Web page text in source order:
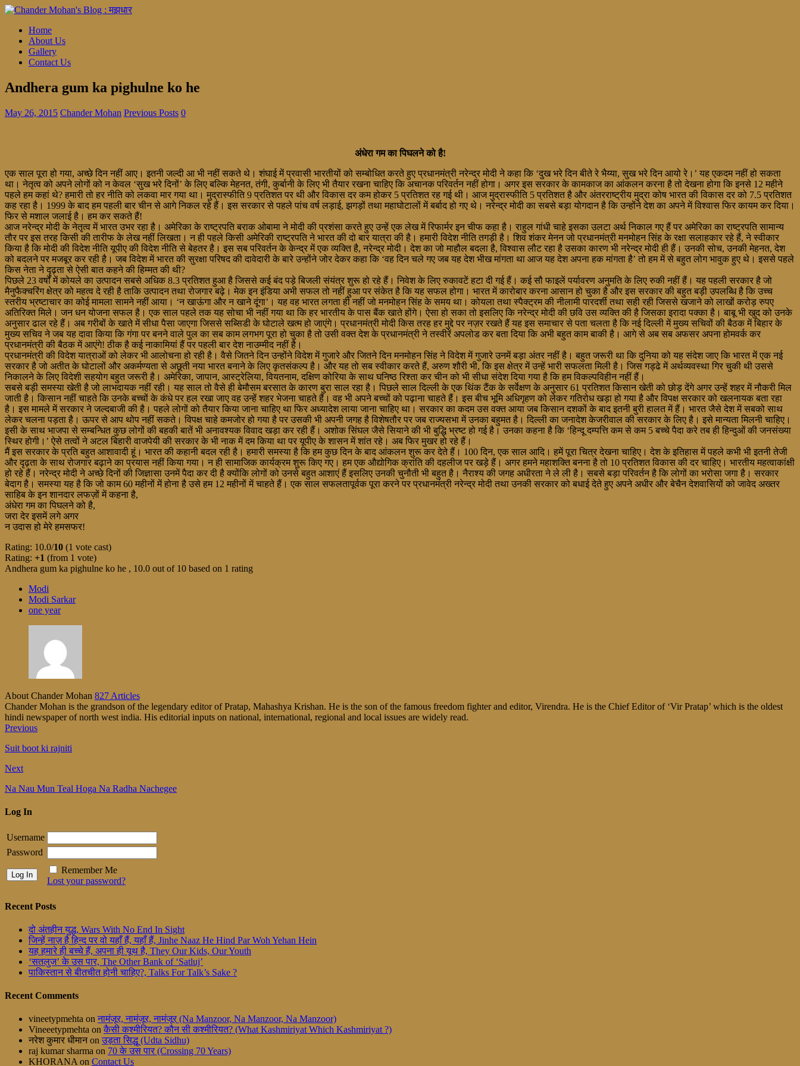
Home
About Us
Gallery
Contact Us
Andhera gum ka pighulne ko he
May 26, 2015 Chander Mohan Previous Posts 0
अंधेरा गम का पिघलने को है!
एक साल पूरा हो गया, अच्छे दिन नहीं आए। इतनी जल्दी आ भी नहीं सकते थे। शंघाई में प्रवासी भारतीयों को सम्बोधित करते हुए प्रधानमंत्री नरेन्द्र मोदी ने कहा कि ‘दुख भरे दिन बीते रे भैय्या, सुख भरे दिन आयो रे।’ यह एकदम नहीं हो सकता
था। नेतृत्व को अपने लोगों को न केवल ‘सुख भरे दिनों’ के लिए बल्कि मेहनत, तंगी, कुर्बानी के लिए भी तैयार रखना चाहिए कि अचानक परिवर्तन नहीं होगा। अगर इस सरकार के कामकाज का आंकलन करना है तो देखना होगा कि इनसे 12 महीने
पहले हम कहां थे? हमारी तो हर नीति को लकवा मार गया था। मुद्रास्फीति 9 प्रतिशत पर थी और विकास दर कम होकर 5 प्रतिशत रह गई थी। आज मुद्रास्फीति 5 प्रतिशत है और अंतरराष्ट्रीय मुद्रा कोष भारत की विकास दर को 7.5 प्रतिशत
कह रहा है। 1999 के बाद हम पहली बार चीन से आगे निकल रहे हैं। इस सरकार से पहले पांच वर्ष लड़ाई, झगड़ों तथा महाघोटालों में बर्बाद हो गए थे। नरेन्द्र मोदी का सबसे बड़ा योगदान है कि उन्होंने देश का अपने में विश्वास फिर कायम कर दिया।
फिर से मशाल जलाई है। हम कर सकते हैं!
आज नरेन्द्र मोदी के नेतृत्व में भारत उभर रहा है। अमेरिका के राष्ट्रपति बराक ओबामा ने मोदी की प्रशंसा करते हुए उन्हें एक लेख में रिफार्मर इन चीफ कहा है। राहुल गांधी चाहे इसका उलटा अर्थ निकाल गए हैं पर अमेरिका का राष्ट्रपति सामान्य
तौर पर इस तरह किसी की तारीफ के लेख नहीं लिखता। न ही पहले किसी अमेरिकी राष्ट्रपति ने भारत की दो बार यात्रा की है। हमारी विदेश नीति तगड़ी है। शिव शंकर मेनन जो प्रधानमंत्री मनमोहन सिंह के रक्षा सलाहकार रहे हैं, ने स्वीकार
किया है कि मोदी की विदेश नीति यूपीए की विदेश नीति से बेहतर है। इस सब परिवर्तन के केन्द्र में एक व्यक्ति है, नरेन्द्र मोदी। देश का जो माहौल बदला है, विश्वास लौट रहा है उसका कारण भी नरेन्द्र मोदी ही हैं। उनकी सोच, उनकी मेहनत, देश
को बदलने पर मजबूर कर रही है। जब विदेश में भारत की सुरक्षा परिषद की दावेदारी के बारे उन्होंने जोर देकर कहा कि ‘वह दिन चले गए जब यह देश भीख मांगता था आज यह देश अपना हक मांगता है’ तो हम में से बहुत लोग भावुक हुए थे। इससे पहले
किस नेता ने दृढ़ता से ऐसी बात कहने की हिम्मत की थी?
पिछले 23 वर्षों में कोयले का उत्पादन सबसे अधिक 8.3 प्रतिशत हुआ है जिससे कई बंद पड़े बिजली संयंत्र शुरू हो रहे हैं। निवेश के लिए रुकावटें हटा दी गई हैं। कई सौ फाइलें पर्यावरण अनुमति के लिए रुकी नहीं हैं। यह पहली सरकार है जो
मैनुफैक्चरिंग क्षेत्र को महत्व दे रही है ताकि उत्पादन तथा रोजगार बढ़े। मेक इन इंडिया अभी सफल तो नहीं हुआ पर संकेत है कि यह सफल होगा। भारत में कारोबार करना आसान हो चुका है और इस सरकार की बहुत बड़ी उपलब्धि है कि उच्च
स्तरीय भ्रष्टाचार का कोई मामला सामने नहीं आया। ‘न खाऊंगा और न खाने दूंगा’। यह वह भारत लगता ही नहीं जो मनमोहन सिंह के समय था। कोयला तथा स्पैक्ट्रम की नीलामी पारदर्शी तथा सही रही जिससे खजाने को लाखों करोड़ रुपए
अतिरिक्त मिले। जन धन योजना सफल है। एक साल पहले तक यह सोचा भी नहीं गया था कि हर भारतीय के पास बैंक खाते होंगे। ऐसा हो सका तो इसलिए कि नरेन्द्र मोदी की छवि उस व्यक्ति की है जिसका इरादा पक्का है। बाबू भी खुद को उनके
अनुसार ढाल रहे हैं। अब गरीबों के खाते में सीधा पैसा जाएगा जिससे सब्सिडी के घोटाले खत्म हो जाएंगे। प्रधानमंत्री मोदी किस तरह हर मुद्दे पर नज़र रखते हैं यह इस समाचार से पता चलता है कि नई दिल्ली में मुख्य सचिवों की बैठक में बिहार के
मुख्य सचिव ने जब यह दावा किया कि गंगा पर बनने वाले पुल का सब काम लगभग पूरा हो चुका है तो उसी वक्त देश के प्रधानमंत्री ने तस्वीरें अपलोड कर बता दिया कि अभी बहुत काम बाकी है। आगे से अब सब अफसर अपना होमवर्क कर
प्रधानमंत्री की बैठक में आएंगे! ठीक है कई नाकामियां हैं पर पहली बार देश नाउम्मीद नहीं है।
प्रधानमंत्री की विदेश यात्राओं को लेकर भी आलोचना हो रही है। वैसे जितने दिन उन्होंने विदेश में गुजारे और जितने दिन मनमोहन सिंह ने विदेश में गुजारे उनमें बड़ा अंतर नहीं है। बहुत जरूरी था कि दुनिया को यह संदेश जाए कि भारत में एक नई
सरकार है जो अतीत के घोटालों और अकर्मण्यता से अछूती नया भारत बनाने के लिए कृतसंकल्प है। और यह तो सब स्वीकार करते हैं, अरुण शौरी भी, कि इस क्षेत्र में उन्हें भारी सफलता मिली है। जिस गड्ढे में अर्थव्यवस्था गिर चुकी थी उससे
निकालने के लिए विदेशी सहयोग बहुत जरूरी है। अमेरिका, जापान, आस्ट्रेलिया, वियतनाम, दक्षिण कोरिया के साथ घनिष्ठ रिश्ता कर चीन को भी सीधा संदेश दिया गया है कि हम विकल्पविहीन नहीं हैं।
सबसे बड़ी समस्या खेती है जो लाभदायक नहीं रही। यह साल तो वैसे ही बेमौसम बरसात के कारण बुरा साल रहा है। पिछले साल दिल्ली के एक थिंक टैंक के सर्वेक्षण के अनुसार 61 प्रतिशत किसान खेती को छोड़ देंगे अगर उन्हें शहर में नौकरी मिल
जाती है। किसान नहीं चाहते कि उनके बच्चों के कंधे पर हल रखा जाए वह उन्हें शहर भेजना चाहते हैं। वह भी अपने बच्चों को पढ़ाना चाहते हैं। इस बीच भूमि अधिगृहण को लेकर गतिरोध खड़ा हो गया है और विपक्ष सरकार को खलनायक बता रहा
है। इस मामले में सरकार ने जल्दबाजी की है। पहले लोगों को तैयार किया जाना चाहिए था फिर अध्यादेश लाया जाना चाहिए था। सरकार का कदम उस वक्त आया जब किसान दशकों के बाद इतनी बुरी हालत में हैं। भारत जैसे देश में सबको साथ
लेकर चलना पड़ता है। ऊपर से आप थोप नहीं सकते। विपक्ष चाहे कमजोर हो गया है पर उसकी भी अपनी जगह है विशेषतौर पर जब राज्यसभा में उनका बहुमत है। दिल्ली का जनादेश केजरीवाल की सरकार के लिए है। इसे मान्यता मिलनी चाहिए।
इसी के साथ भाजपा से सम्बन्धित कुछ लोगों की बहकी बातें भी अनावश्यक विवाद खड़ा कर रही हैं। अशोक सिंघल जैसे सियाने की भी बुद्धि भ्रष्ट हो गई है। उनका कहना है कि ‘हिन्दू दम्पत्ति कम से कम 5 बच्चे पैदा करे तब ही हिन्दुओं की जनसंख्या
स्थिर होगी।’ ऐसे तत्वों ने अटल बिहारी वाजपेयी की सरकार के भी नाक में दम किया था पर यूपीए के शासन में शांत रहे। अब फिर मुखर हो रहे हैं।
मैं इस सरकार के प्रति बहुत आशावादी हूं। भारत की कहानी बदल रही है। हमारी समस्या है कि हम कुछ दिन के बाद आंकलन शुरू कर देते हैं। 100 दिन, एक साल आदि। हमें पूरा चित्र देखना चाहिए। देश के इतिहास में पहले कभी भी इतनी तेजी
और दृढ़ता के साथ रोजगार बढ़ाने का प्रयास नहीं किया गया। न ही सामाजिक कार्यक्रम शुरू किए गए। हम एक औद्योगिक क्रांति की दहलीज पर खड़े हैं। अगर हमने महाशक्ति बनना है तो 10 प्रतिशत विकास की दर चाहिए। भारतीय महत्वाकांक्षी
हो रहे हैं। नरेन्द्र मोदी ने अच्छे दिनों की जिज्ञासा उनमें पैदा कर दी है क्योंकि लोगों को उनसे बहुत आशाएं हैं इसलिए उनकी चुनौती भी बहुत है। नैराश्य की जगह अधीरता ने ले ली है। सबसे बड़ा परिवर्तन है कि लोगों का भरोसा जगा है। सरकार
बेदाग है। समस्या यह है कि जो काम 60 महीनों में होना है उसे हम 12 महीनों में चाहते हैं। एक साल सफलतापूर्वक पूरा करने पर प्रधानमंत्री नरेन्द्र मोदी तथा उनकी सरकार को बधाई देते हुए अपने अधीर और बेचैन देशवासियों को जावेद अख्तर
साहिब के इन शानदार लफज़ों में कहना है,
अंधेरा गम का पिघलने को है,
जरा देर इसमें लगे अगर
न उदास हो मेरे हमसफर!
Rating: 10.0/10 (1 vote cast)
Rating: +1 (from 1 vote)
Andhera gum ka pighulne ko he , 10.0 out of 10 based on 1 rating
Modi
Modi Sarkar
one year
About Chander Mohan 827 Articles
Chander Mohan is the grandson of the legendary editor of Pratap, Mahashya Krishan. He is the son of the famous freedom fighter and editor, Virendra. He is the Chief Editor of ‘Vir Pratap’ which is the oldest
hindi newspaper of north west india. His editorial inputs on national, international, regional and local issues are widely read.
Previous
Suit boot ki rajniti
Next
Na Nau Mun Teal Hoga Na Radha Nachegee
Log In
Username
Password
Remember Me
Lost your password?
Recent Posts
दो अंतहीन युद्ध, Wars With No End In Sight
जिन्हें नाज़ है हिन्द पर वो यहाँ हैं, यहाँ हैं, Jinhe Naaz He Hind Par Woh Yehan Hein
यह हमारे ही बच्चे हैं, अपना ही यूथ है, They Our Kids, Our Youth
‘सतलुज’ के उस पार, The Other Bank of ‘Satluj’
पाकिस्तान से बीतचीत होनी चाहिए?, Talks For Talk’s Sake ?
Recent Comments
vineetypmehta on नामंजूर, नामंजूर, नामंजूर (Na Manzoor, Na Manzoor, Na Manzoor)
Vineeetypmehta on कैसी कश्मीरियत? कौन सी कश्मीरियत? (What Kashmiriyat Which Kashmiriyat ?)
नरेश कुमार धीमानon उड़ता सिद्धू (Udta Sidhu)
raj kumar sharma on 70 के उस पार (Crossing 70 Years)
KHORANAon Contact Us